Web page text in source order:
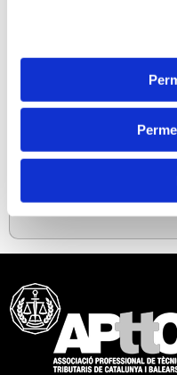
3.- NOVEDADES IS 2024
5.- NOVEDADES